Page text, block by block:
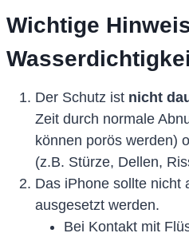
Wichtige
Der Schutz ist nicht
Zeit durch normale
können porös werden)
(z.B. Stürze, Dellen,
Das iPhone sollte nicht
ausgesetzt werden.
Bei Kontakt mit